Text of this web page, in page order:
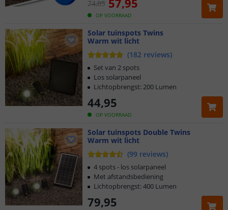
OP VOORRAAD
74,85 57,95
Solar tuinspots Twins
Warm wit licht
(182 reviews)
OP VOORRAAD
44,95
Set van 2 spots
Los solarpaneel
Lichtopbrengst: 200 Lumen
Solar tuinspots Double Twins
Warm wit licht
(99 reviews)
79,95
4 spots - los solarpaneel
Met afstandsbediening
Lichtopbrengst: 400 Lumen